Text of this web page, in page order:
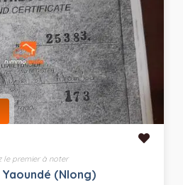
le premier à noter
(Nlong)